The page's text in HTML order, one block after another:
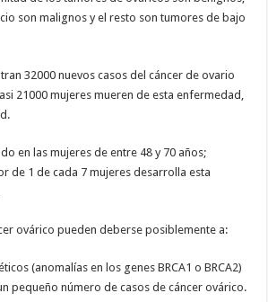
son malignos y el resto son tumores de bajo
32000 nuevos casos del cáncer de ovario
21000 mujeres mueren de esta enfermedad,
en las mujeres de entre 48 y 70 años;
de 1 de cada 7 mujeres desarrolla esta
ovárico pueden deberse posiblemente a:
(anomalías en los genes BRCA1 o BRCA2)
pequeño número de casos de cáncer ovárico.